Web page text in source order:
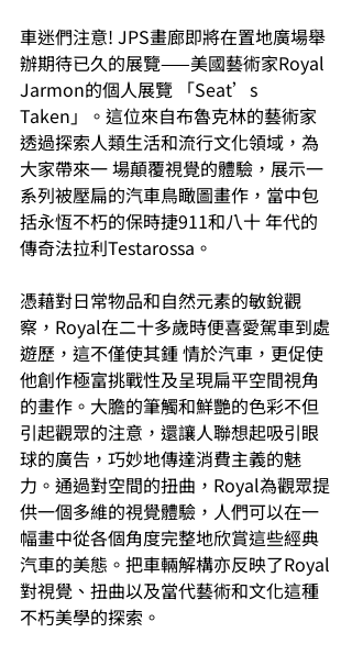
車迷們注意! JPS畫廊即將在置地廣場舉
辦期待已久的展覽——美國藝術家Royal
Jarmon的個人展覽 「Seat’s
Taken」。這位來自布魯克林的藝術家
透過探索人類生活和流行文化領域，為
大家帶來一 場顛覆視覺的體驗，展示一
系列被壓扁的汽車鳥瞰圖畫作，當中包
括永恆不朽的保時捷911和八十 年代的
傳奇法拉利Testarossa。
憑藉對日常物品和自然元素的敏銳觀
察，Royal在二十多歲時便喜愛駕車到處
遊歷，這不僅使其鍾 情於汽車，更促使
他創作極富挑戰性及呈現扁平空間視角
的畫作。大膽的筆觸和鮮艷的色彩不但
引起觀眾的注意，還讓人聯想起吸引眼
球的廣告，巧妙地傳達消費主義的魅
力。通過對空間的扭曲，Royal為觀眾提
供一個多維的視覺體驗，人們可以在一
幅畫中從各個角度完整地欣賞這些經典
汽車的美態。把車輛解構亦反映了Royal
對視覺、扭曲以及當代藝術和文化這種
不朽美學的探索。